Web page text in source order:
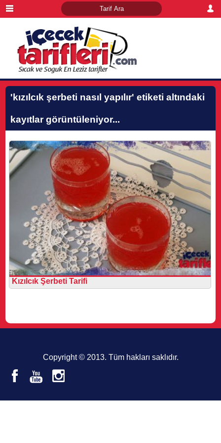
'kızılcık şerbeti nasıl yapılır' etiketi altındaki
kayıtlar görüntüleniyor...
Kızılcık Şerbeti Tarifi
Copyright © 2013. Tüm hakları saklıdır.